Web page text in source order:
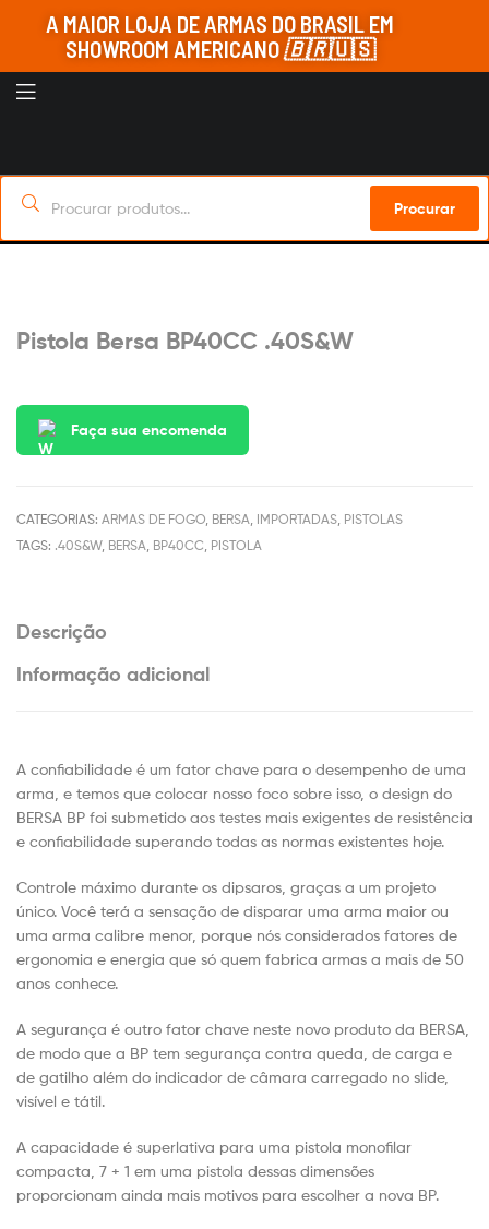
A MAIOR LOJA DE ARMAS DO BRASIL EM
SHOWROOM AMERICANO🇧🇷🇺🇸
Procurar
Pistola Bersa BP40CC .40S&W
Faça sua encomenda
CATEGORIAS: ARMAS DE FOGO BERSA IMPORTADAS PISTOLAS
TAGS: .40S&W, BERSA BP40CC PISTOLA
Descrição
Informação adicional
A confiabilidade é um fator chave para o desempenho de uma
arma, e temos que colocar nosso foco sobre isso, o design do
BERSA BP foi submetido aos testes mais exigentes de resistência
e confiabilidade superando todas as normas existentes hoje.
Controle máximo durante os dipsaros, graças a um projeto
único. Você terá a sensação de disparar uma arma maior ou
uma arma calibre menor, porque nós considerados fatores de
ergonomia e energia que só quem fabrica armas a mais de 50
anos conhece.
A segurança é outro fator chave neste novo produto da BERSA,
de modo que a BP tem segurança contra queda, de carga e
de gatilho além do indicador de câmara carregado no slide,
visível e tátil.
A capacidade é superlativa para uma pistola monofilar
compacta, 7 + 1 em uma pistola dessas dimensões
proporcionam ainda mais motivos para escolher a nova BP.